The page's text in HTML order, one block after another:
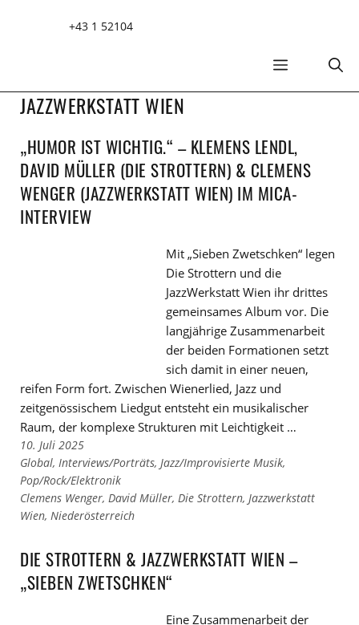
+43 1 52104
MENÜ
JAZZWERKSTATT WIEN
„HUMOR IST WICHTIG.“ – KLEMENS LENDL,
DAVID MÜLLER (DIE STROTTERN) & CLEMENS
WENGER (JAZZWERKSTATT WIEN) IM MICA-
INTERVIEW
Mit „Sieben Zwetschken“ legen
Die Strottern und die
JazzWerkstatt Wien ihr drittes
gemeinsames Album vor. Die
langjährige Zusammenarbeit
der beiden Formationen setzt
sich damit in einer neuen,
reifen Form fort. Zwischen Wienerlied, Jazz und
zeitgenössischem Liedgut entsteht ein musikalischer
Raum, der komplexe Strukturen mit Leichtigkeit …
10. Juli 2025
Links
zu
den
Kategorien
Global, Interviews/Porträts, Jazz/Improvisierte Musik,
Pop/Rock/Elektronik
Links
zu
Tags
Clemens Wenger, David Müller, Die Strottern, Jazzwerkstatt
Wien, Niederösterreich
DIE STROTTERN & JAZZWERKSTATT WIEN –
„SIEBEN ZWETSCHKEN“
Eine Zusammenarbeit der